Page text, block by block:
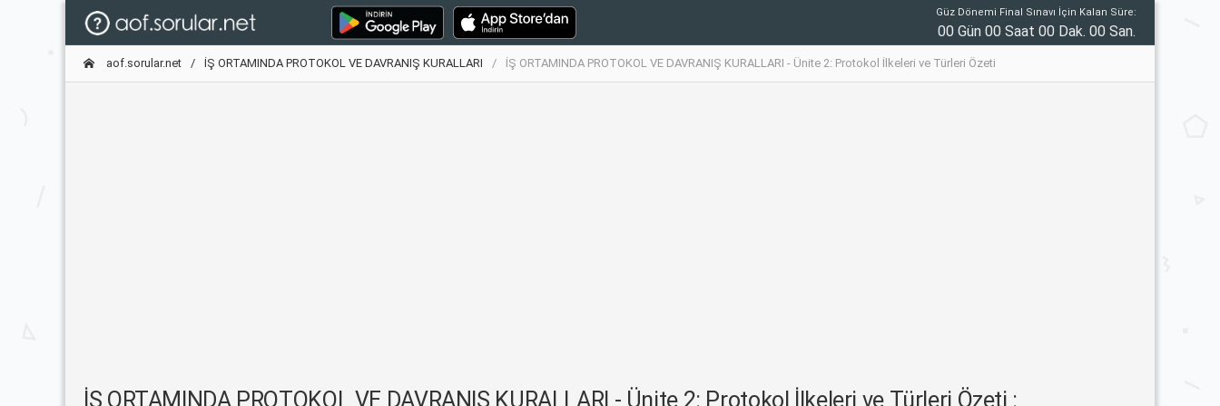
Güz Dönemi Final Sınavı İçin Kalan Süre:
00 Gün 00 Saat 00 Dak. 00 San.
aof.sorular.net İŞ ORTAMINDA PROTOKOL VE DAVRANIŞ KURALLARI İŞ ORTAMINDA PROTOKOL VE DAVRANIŞ KURALLARI - Ünite 2: Protokol İlkeleri ve Türleri Özeti
İŞ ORTAMINDA PROTOKOL VE DAVRANIŞ KURALLARI - Ünite 2: Protokol İlkeleri ve Türleri Özeti :